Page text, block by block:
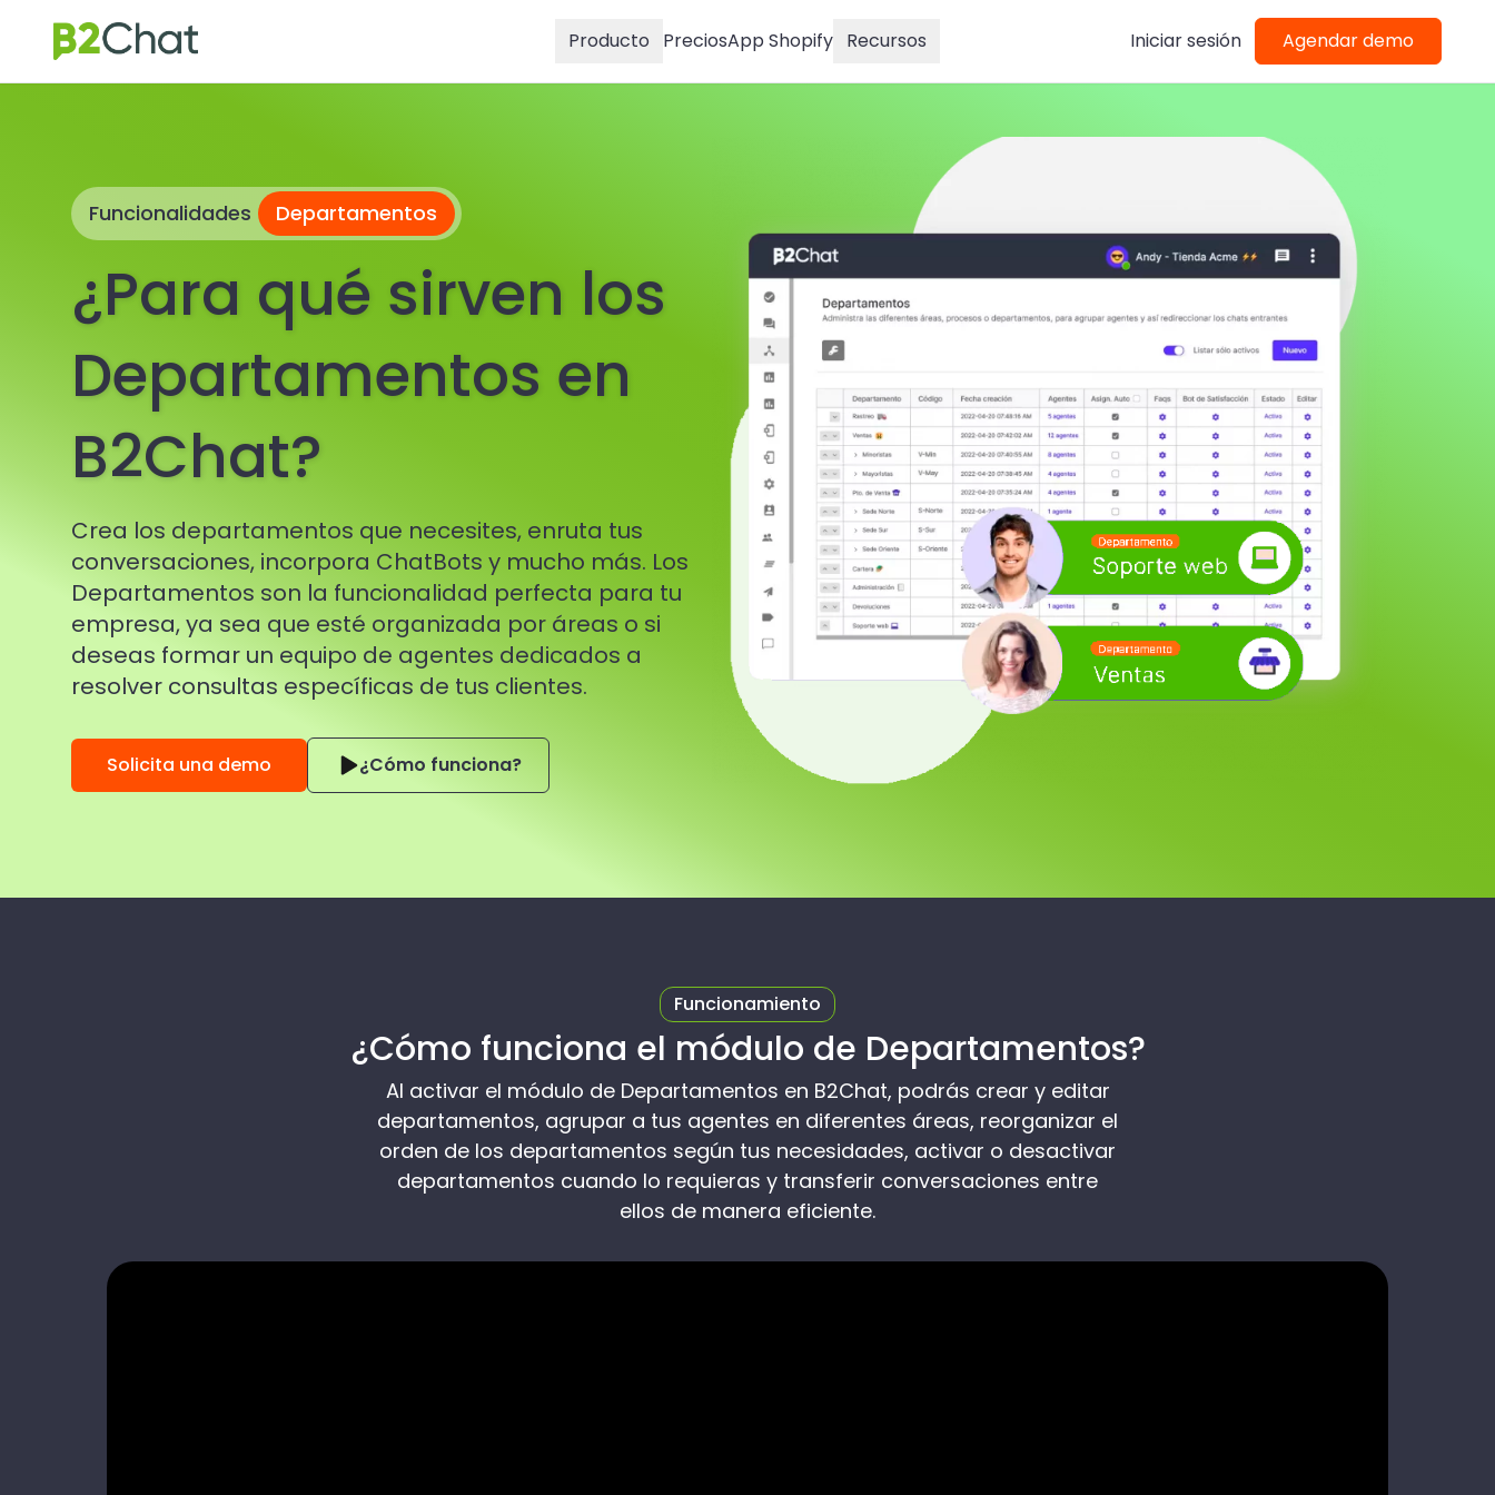
Producto PreciosApp Shopify Recursos Iniciar sesión Agendar demo
Funcionalidades Departamentos
¿Para qué sirven los
Departamentos en
B2Chat?
Crea los departamentos que necesites, enruta tus
conversaciones, incorpora ChatBots y mucho más. Los
Departamentos son la funcionalidad perfecta para tu
empresa, ya sea que esté organizada por áreas o si
deseas formar un equipo de agentes dedicados a
resolver consultas específicas de tus clientes.
Solicita una demo ¿Cómo funciona?
Funcionamiento
¿Cómo funciona el módulo de Departamentos?
Al activar el módulo de Departamentos en B2Chat, podrás crear y editar
departamentos, agrupar a tus agentes en diferentes áreas, reorganizar el
orden de los departamentos según tus necesidades, activar o desactivar
departamentos cuando lo requieras y transferir conversaciones entre
ellos de manera eficiente.